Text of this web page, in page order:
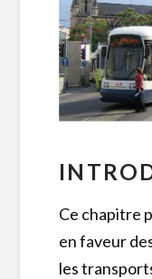
Ce chapitre
en faveur
les